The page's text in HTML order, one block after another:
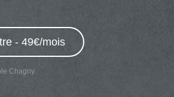
- 49€/mois
Chagny